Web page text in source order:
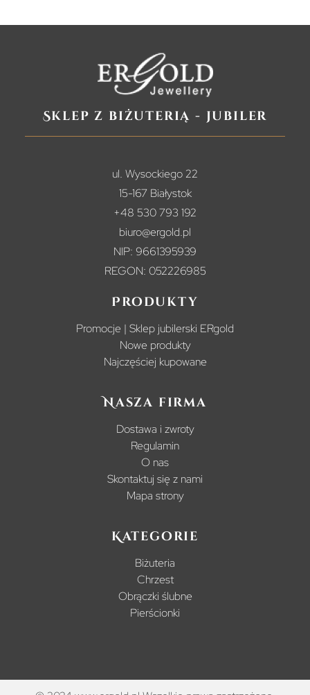
Sklep z biżuterią - jubiler
ul. Wysockiego 22
15-167 Białystok
+48 530 793 192
biuro@ergold.pl
NIP: 9661395939
REGON: 052226985
Produkty
Promocje | Sklep jubilerski ERgold
Nowe produkty
Najczęściej kupowane
Nasza firma
Dostawa i zwroty
Regulamin
O nas
Skontaktuj się z nami
Mapa strony
Kategorie
Biżuteria
Chrzest
Obrączki ślubne
Pierścionki